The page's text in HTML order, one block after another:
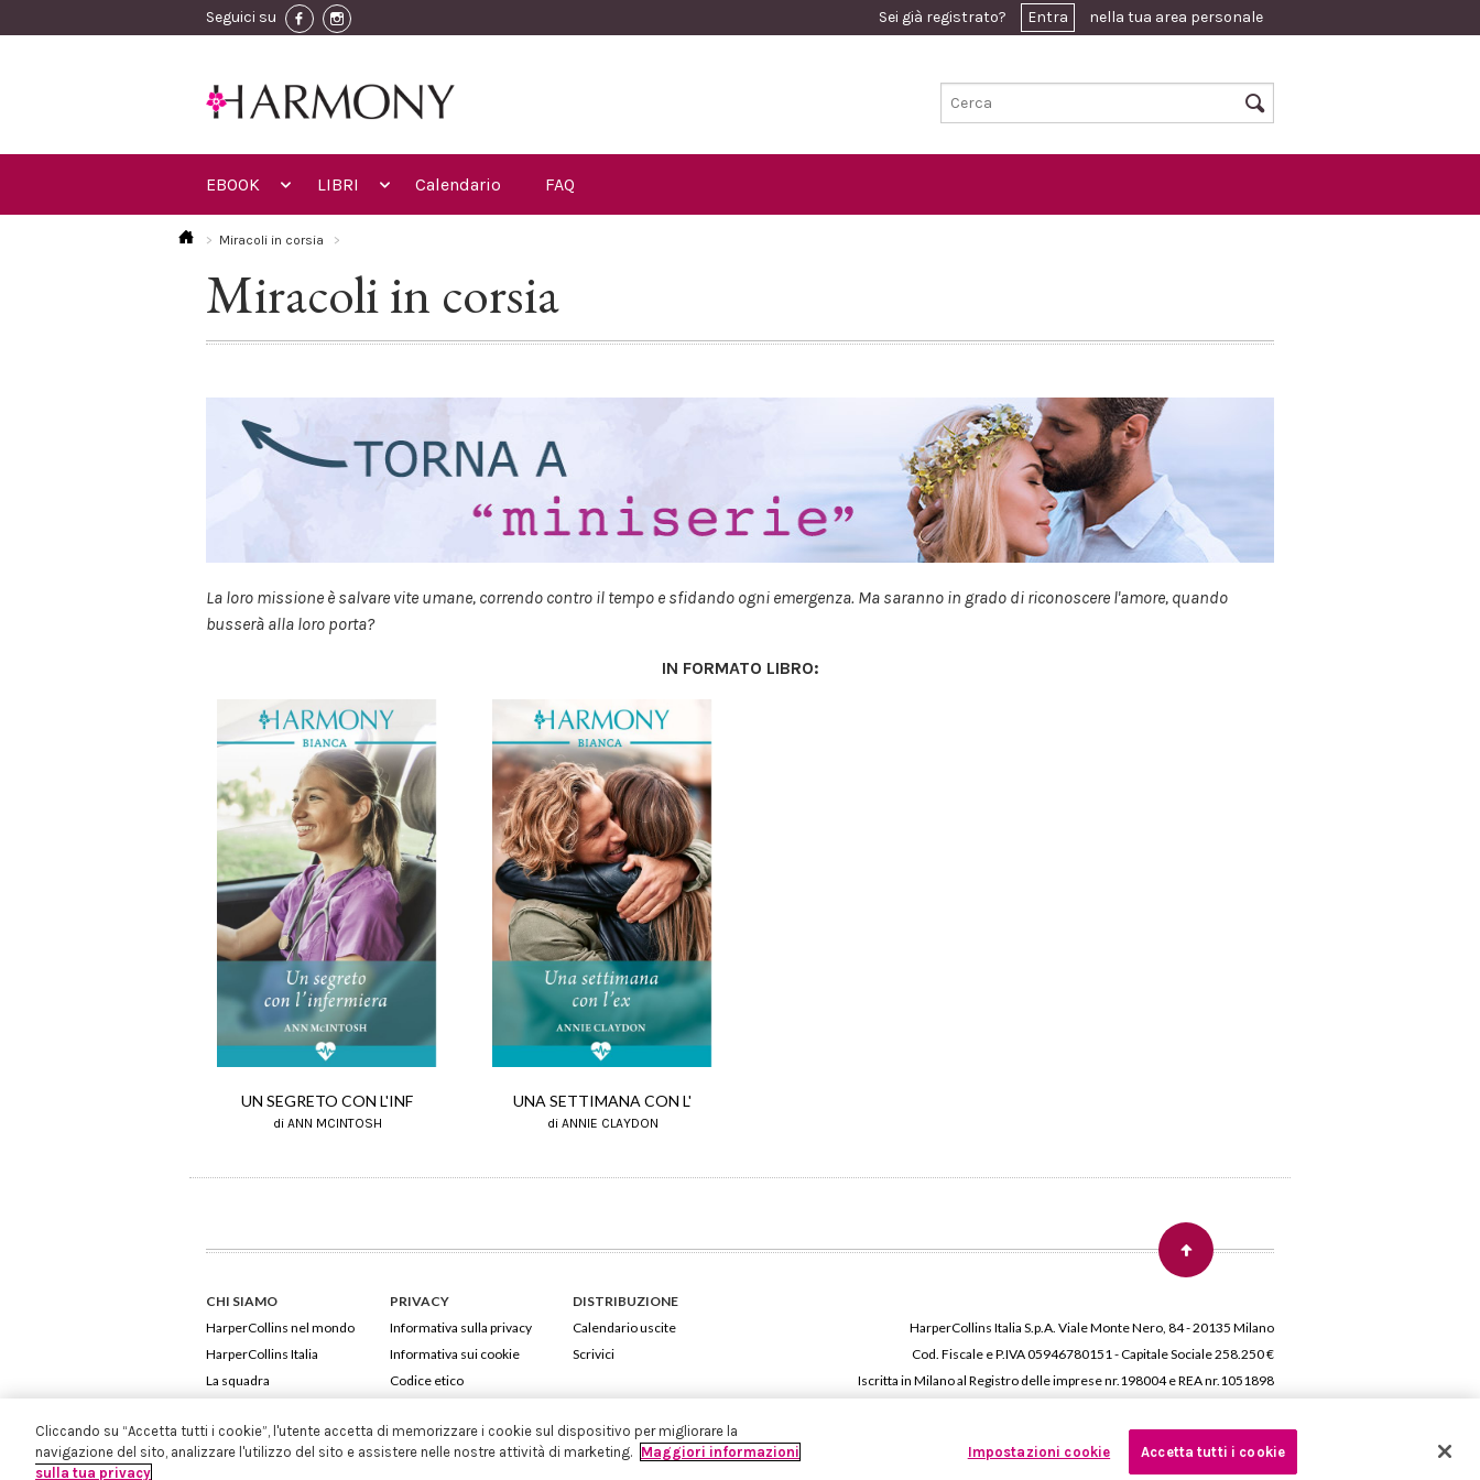
Seguici su Sei già registrato? Entra nella tua area personale
EBOOK LIBRI Calendario FAQ
Miracoli in corsia
Miracoli in corsia
La loro missione è salvare vite umane, correndo contro il tempo e sfidando ogni emergenza. Ma saranno in grado di riconoscere l'amore, quando
busserà alla loro porta?
IN FORMATO LIBRO:
UN SEGRETO CON L'INF
di ANN MCINTOSH
UNA SETTIMANA CON L'
di ANNIE CLAYDON
CHI SIAMO
HarperCollins nel mondo
HarperCollins Italia
La squadra
PRIVACY
Informativa sulla privacy
Informativa sui cookie
Codice etico
DISTRIBUZIONE
Calendario uscite
Scrivici
HarperCollins Italia S.p.A. Viale Monte Nero, 84 - 20135 Milano
Cod. Fiscale e P.IVA 05946780151 - Capitale Sociale 258.250 €
Iscritta in Milano al Registro delle imprese nr.198004 e REA nr.1051898
Cliccando su “Accetta tutti i cookie”, l'utente accetta di memorizzare i cookie sul dispositivo per migliorare la
navigazione del sito, analizzare l'utilizzo del sito e assistere nelle nostre attività di marketing. Maggiori informazioni
sulla tua privacy
Impostazioni cookie Accetta tutti i cookie